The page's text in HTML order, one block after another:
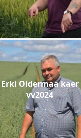
Erki Oidermaa kaer
vv2024